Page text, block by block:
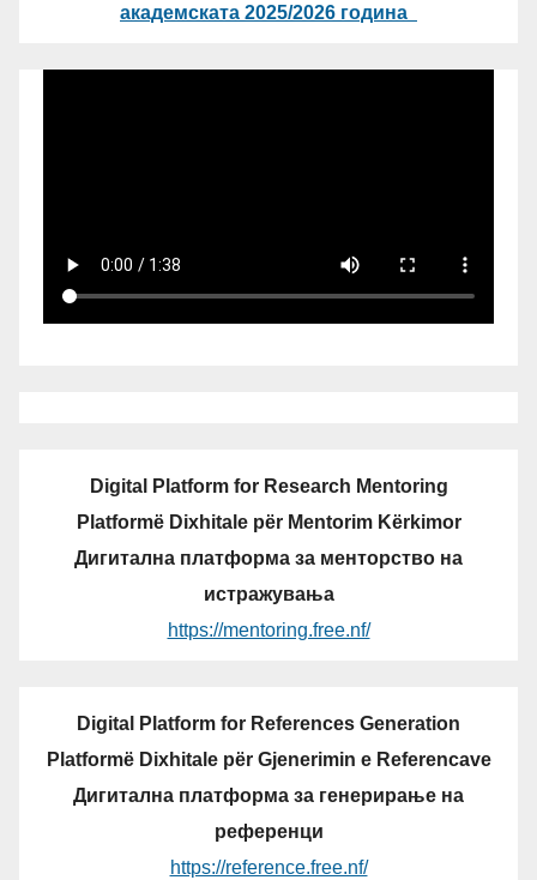
академската 2025/2026 година
Digital Platform for Research Mentoring
Platformë Dixhitale për Mentorim Kërkimor
Дигитална платформа за менторство на
истражувања
https://mentoring.free.nf/
Digital Platform for References Generation
Platformë Dixhitale për Gjenerimin e Referencave
Дигитална платформа за генерирање на
референци
https://reference.free.nf/